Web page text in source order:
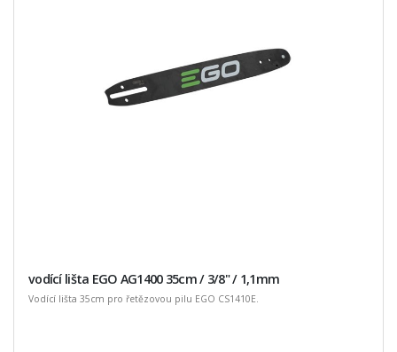
vodící lišta EGO AG1400 35cm / 3/8" / 1,1mm
Vodící lišta 35cm pro řetězovou pilu EGO CS1410E.